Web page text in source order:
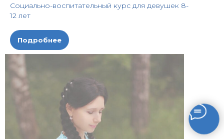
Социально-воспитательный курс для девушек 8-
12 лет
Подробнее